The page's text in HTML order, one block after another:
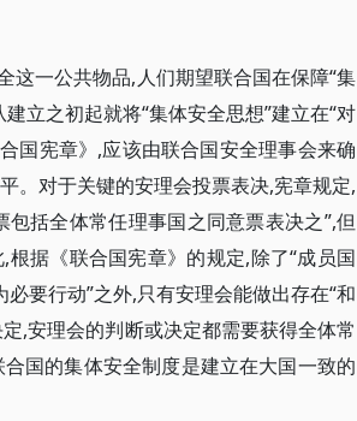
这一公共物品,人们期望联合国在保障“集
立之初起就将“集体安全思想”建立在“对
国宪章》,应该由联合国安全理事会来确
。对于关键的安理会投票表决,宪章规定,
括全体常任理事国之同意票表决之”,但
据《联合国宪章》的规定,除了“成员国
要行动”之外,只有安理会能做出存在“和
,安理会的判断或决定都需要获得全体常
国的集体安全制度是建立在大国一致的